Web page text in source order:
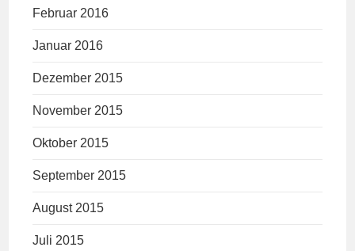
Februar 2016
Januar 2016
Dezember 2015
November 2015
Oktober 2015
September 2015
August 2015
Juli 2015